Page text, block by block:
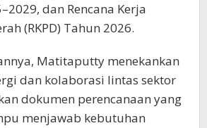
dan Rencana Kerja
(RKPD) Tahun 2026.
Matitaputty menekankan
dan kolaborasi lintas sektor
dokumen perencanaan yang
menjawab kebutuhan